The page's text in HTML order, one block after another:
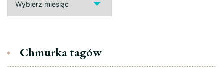
Chmurka tagów